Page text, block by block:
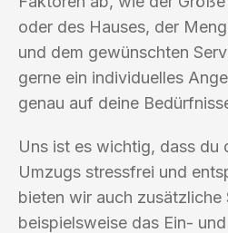
oder des Hauses, der
und dem gewünschten
gerne ein individuelles
genau auf deine
Uns ist es wichtig, dass du
Umzugs stressfrei und
bieten wir auch zusätzliche
beispielsweise das Ein-